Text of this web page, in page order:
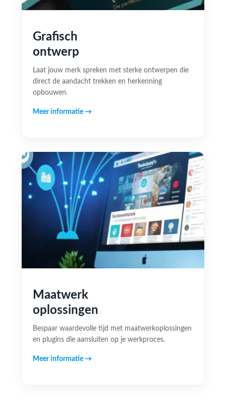
Grafisch
ontwerp
Laat jouw merk spreken met sterke ontwerpen die
direct de aandacht trekken en herkenning
opbouwen.
Meer informatie →
Maatwerk
oplossingen
Bespaar waardevolle tijd met maatwerkoplossingen
en plugins die aansluiten op je werkproces.
Meer informatie →